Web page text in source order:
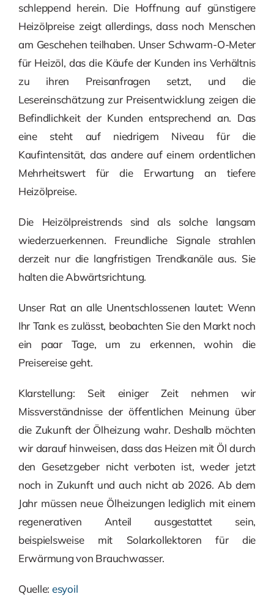
schleppend herein. Die Hoffnung auf günstigere
Heizölpreise zeigt allerdings, dass noch Menschen
am Geschehen teilhaben. Unser Schwarm-O-Meter
für Heizöl, das die Käufe der Kunden ins Verhältnis
zu ihren Preisanfragen setzt, und die
Lesereinschätzung zur Preisentwicklung zeigen die
Befindlichkeit der Kunden entsprechend an. Das
eine steht auf niedrigem Niveau für die
Kaufintensität, das andere auf einem ordentlichen
Mehrheitswert für die Erwartung an tiefere
Heizölpreise.
Die Heizölpreistrends sind als solche langsam
wiederzuerkennen. Freundliche Signale strahlen
derzeit nur die langfristigen Trendkanäle aus. Sie
halten die Abwärtsrichtung.
Unser Rat an alle Unentschlossenen lautet: Wenn
Ihr Tank es zulässt, beobachten Sie den Markt noch
ein paar Tage, um zu erkennen, wohin die
Preisereise geht.
Klarstellung: Seit einiger Zeit nehmen wir
Missverständnisse der öffentlichen Meinung über
die Zukunft der Ölheizung wahr. Deshalb möchten
wir darauf hinweisen, dass das Heizen mit Öl durch
den Gesetzgeber nicht verboten ist, weder jetzt
noch in Zukunft und auch nicht ab 2026. Ab dem
Jahr müssen neue Ölheizungen lediglich mit einem
regenerativen Anteil ausgestattet sein,
beispielsweise mit Solarkollektoren für die
Erwärmung von Brauchwasser.
Quelle: esyoil